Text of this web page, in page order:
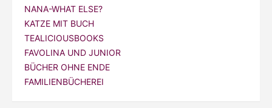
NANA-WHAT ELSE?
KATZE MIT BUCH
TEALICIOUSBOOKS
FAVOLINA UND JUNIOR
BÜCHER OHNE ENDE
FAMILIENBÜCHEREI